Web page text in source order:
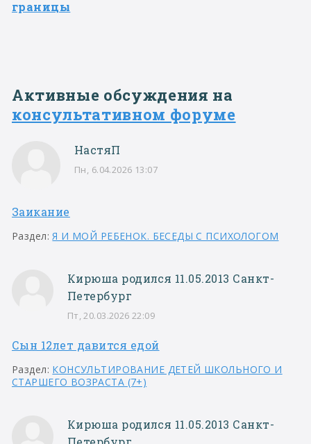
границы
Активные обсуждения на
консультативном форуме
НастяП
Пн, 6.04.2026 13:07
Заикание
Раздел:Я И МОЙ РЕБЕНОК. БЕСЕДЫ С ПСИХОЛОГОМ
Кирюша родился 11.05.2013 Санкт-
Петербург
Пт, 20.03.2026 22:09
Сын 12лет давится едой
Раздел: КОНСУЛЬТИРОВАНИЕ ДЕТЕЙ ШКОЛЬНОГО И
СТАРШЕГО ВОЗРАСТА (7+)
Кирюша родился 11.05.2013 Санкт-